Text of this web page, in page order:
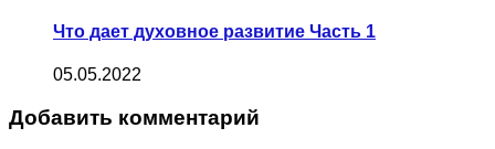
Что дает духовное развитие Часть 1
05.05.2022
Добавить комментарий